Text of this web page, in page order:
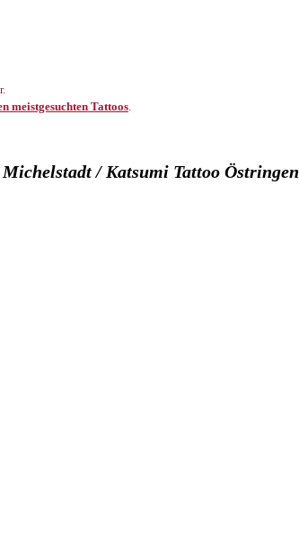
meistgesuchten Tattoos.
Michelstadt / Katsumi Tattoo Östringen